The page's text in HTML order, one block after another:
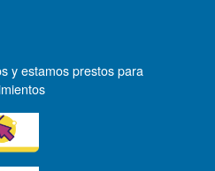
y estamos prestos para